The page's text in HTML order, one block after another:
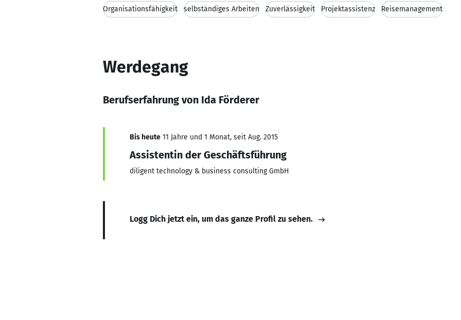
Organisationsfähigkeit selbständiges Arbeiten Zuverlässigkeit Projektassistenz Reisemanagement
Werdegang
Berufserfahrung von Ida Förderer
Bis heute 11 Jahre und 1 Monat, seit Aug. 2015
Assistentin der Geschäftsführung
diligent technology & business consulting GmbH
Logg Dich jetzt ein, um das ganze Profil zu sehen.